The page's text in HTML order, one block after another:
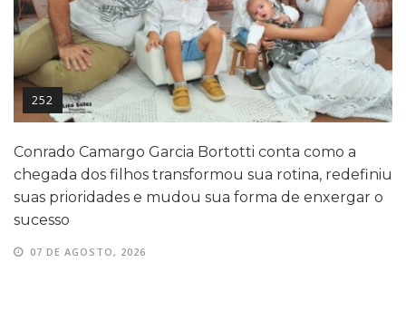
252
Conrado Camargo Garcia Bortotti conta como a
chegada dos filhos transformou sua rotina, redefiniu
suas prioridades e mudou sua forma de enxergar o
sucesso
07 DE AGOSTO, 2026